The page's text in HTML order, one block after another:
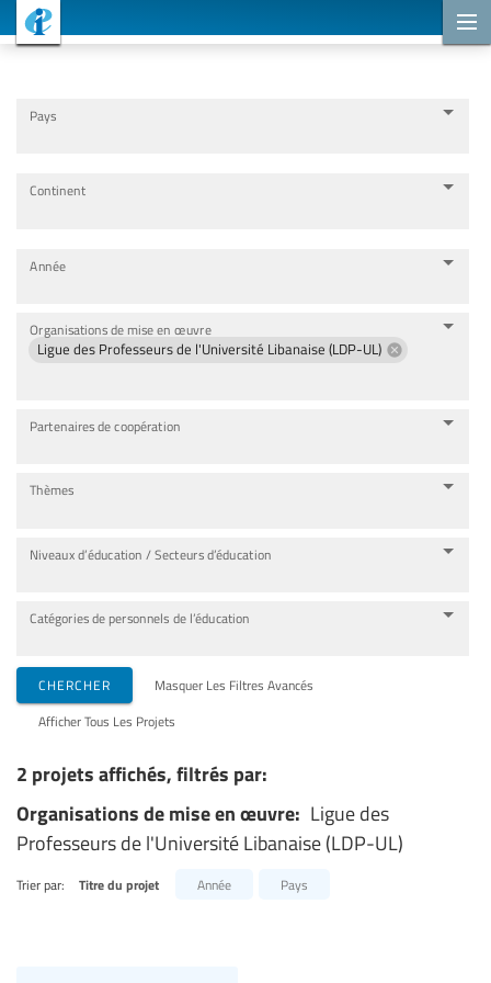
Pays
Continent
Année
Organisations de mise en œuvre
Ligue des Professeurs de l'Université Libanaise (LDP-UL)
Partenaires de coopération
Thèmes
Niveaux d’éducation / Secteurs d’éducation
Catégories de personnels de l’éducation
CHERCHER Masquer Les Filtres Avancés
Afficher Tous Les Projets
2 projets affichés, filtrés par:
Organisations de mise en œuvre: Ligue des
Professeurs de l'Université Libanaise (LDP-UL)
Trier par: Titre du projet Année Pays